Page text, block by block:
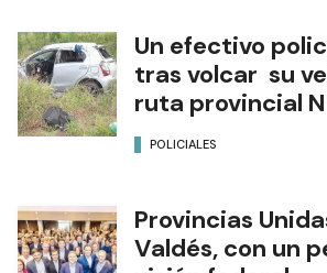
Un efectivo
tras volcar su
ruta provincial
POLICIALES
Provincias
Valdés, con un